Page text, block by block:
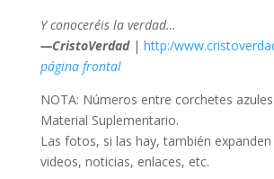
Y conoceréis la verdad…
—CristoVerdad | http:/
página frontal
NOTA: Números entre corchetes azules
Material Suplementario.
Las fotos, si las hay, también
videos, noticias, enlaces, etc.